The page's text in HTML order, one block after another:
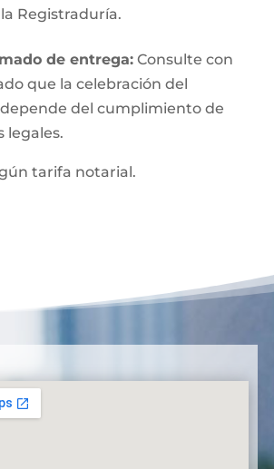
Registraduría.
de entrega:Consulte con
que la celebración del
del cumplimiento de
legales.
tarifa notarial.